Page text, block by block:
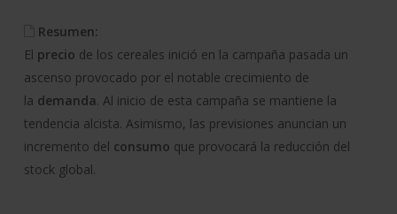
Resumen:
El precio de los cereales inició en la campaña pasada un
ascenso provocado por el notable crecimiento de
la demanda. Al inicio de esta campaña se mantiene la
tendencia alcista. Asimismo, las previsiones anuncian un
incremento del consumo que provocará la reducción del
stock global.